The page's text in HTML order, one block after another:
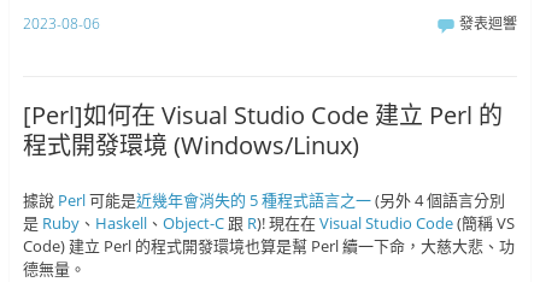
2023-08-06 發表迴響
[Perl]如何在 Visual Studio Code 建立 Perl 的
程式開發環境 (Windows/Linux)
據說 Perl可能是近幾年會消失的 5 種程式語言之一(另外 4 個語言分別
是 Ruby、 Haskell、 Object-C跟 R)! 現在在Visual Studio Code(簡稱 VS
Code) 建立 Perl 的程式開發環境也算是幫 Perl 續一下命，大慈大悲、功
德無量。